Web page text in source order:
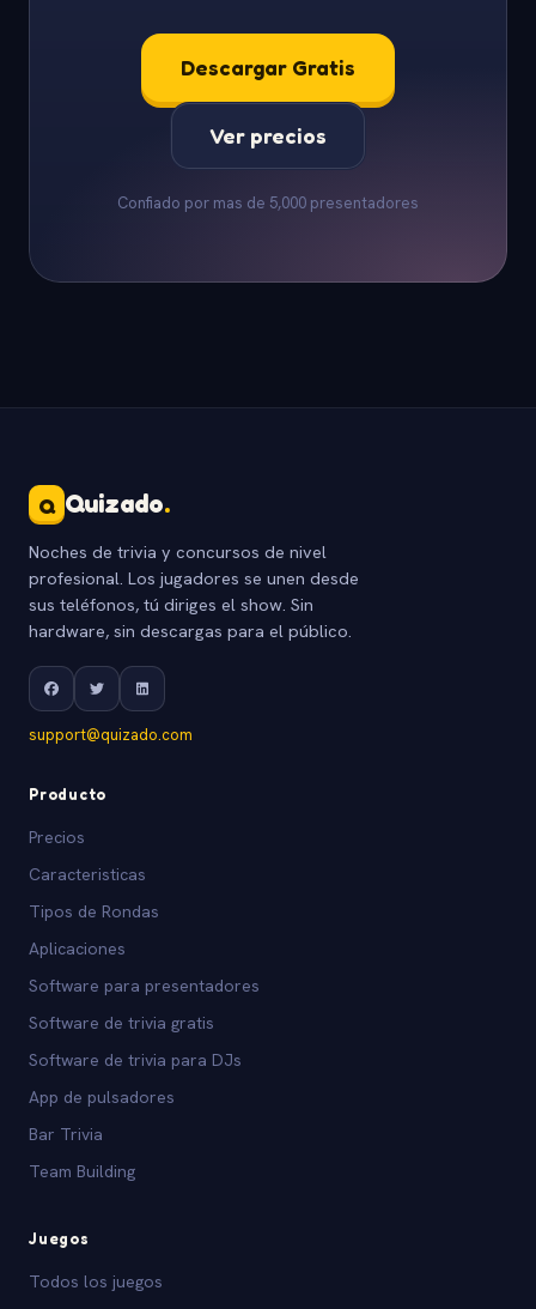
Descargar Gratis
Ver precios
Confiado por mas de 5,000 presentadores
Q Quizado.
Noches de trivia y concursos de nivel
profesional. Los jugadores se unen desde
sus teléfonos, tú diriges el show. Sin
hardware, sin descargas para el público.
support@quizado.com
Producto
Precios
Caracteristicas
Tipos de Rondas
Aplicaciones
Software para presentadores
Software de trivia gratis
Software de trivia para DJs
App de pulsadores
Bar Trivia
Team Building
Juegos
Todos los juegos